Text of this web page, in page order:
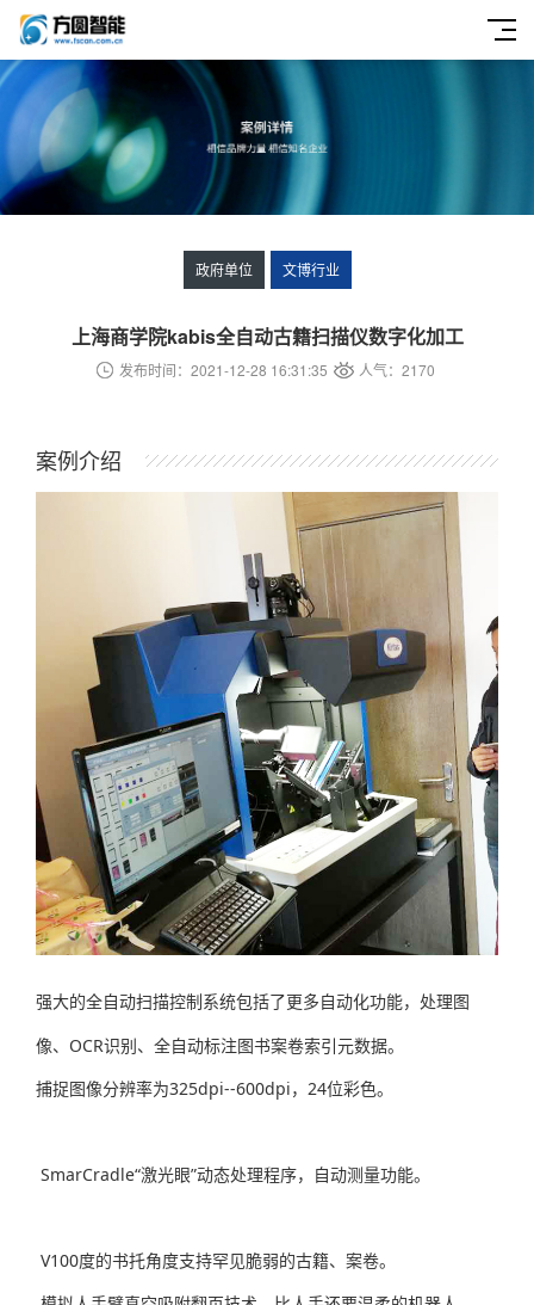
政府单位 文博行业
上海商学院kabis全自动古籍扫描仪数字化加工
发布时间：2021-12-28 16:31:35 人气：2170
案例介绍
强大的全自动扫描控制系统包括了更多自动化功能，处理图
像、OCR识别、全自动标注图书案卷索引元数据。
捕捉图像分辨率为325dpi--600dpi，24位彩色。
SmarCradle“激光眼”动态处理程序，自动测量功能。
V100度的书托角度支持罕见脆弱的古籍、案卷。